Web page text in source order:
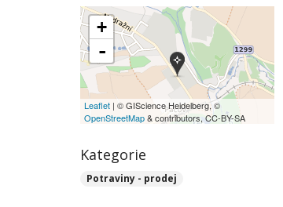
+
-
Leaflet | © GIScience Heidelberg, ©
OpenStreetMap& contributors, CC-BY-SA
Kategorie
Potraviny - prodej